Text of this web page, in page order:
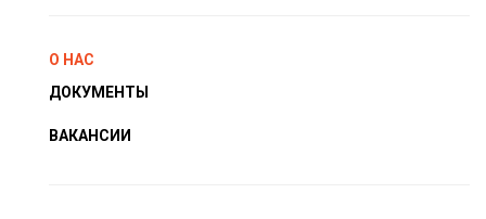
О НАС
ДОКУМЕНТЫ
ВАКАНСИИ